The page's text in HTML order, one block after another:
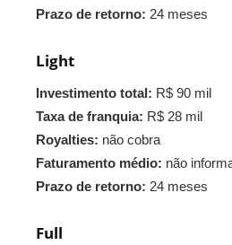
Prazo de retorno: 24 meses
Light
Investimento total: R$ 90 mil
Taxa de franquia: R$ 28 mil
Royalties: não cobra
Faturamento médio: não
Prazo de retorno: 24 meses
Full